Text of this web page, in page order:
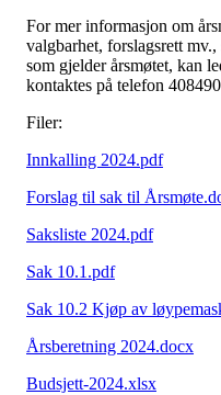
For mer informasjon om
valgbarhet, forslagsrett
som gjelder årsmøtet, kan
kontaktes på telefon
Filer:
Innkalling 2024.pdf
Forslag til sak til
Saksliste 2024.pdf
Sak 10.1.pdf
Sak 10.2 Kjøp av
Årsberetning 2024.docx
Budsjett-2024.xlsx